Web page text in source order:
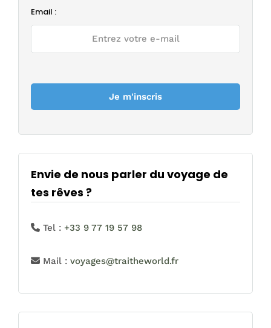
Email :
Envie de nous parler du voyage de
tes rêves ?
Tel : +33 9 77 19 57 98
Mail : voyages@traitheworld.fr